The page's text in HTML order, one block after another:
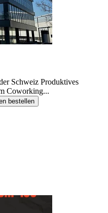
Schweiz Produktives
Coworking...
bestellen